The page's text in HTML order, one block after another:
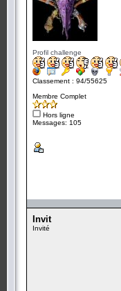
Profil challenge
Classement : 94/55625
Membre Complet
Hors ligne
Messages: 105
Invit
Invité